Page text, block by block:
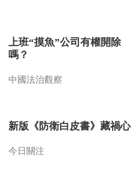
上班“摸魚”公司有權開除
嗎？
中國法治觀察
新版《防衛白皮書》藏禍心
今日關注